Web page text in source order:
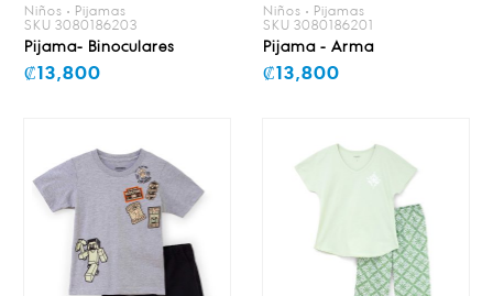
Niños • Pijamas
SKU 3080186203
Pijama- Binoculares
₡13,800
Niños • Pijamas
SKU 3080186201
Pijama - Arma
₡13,800